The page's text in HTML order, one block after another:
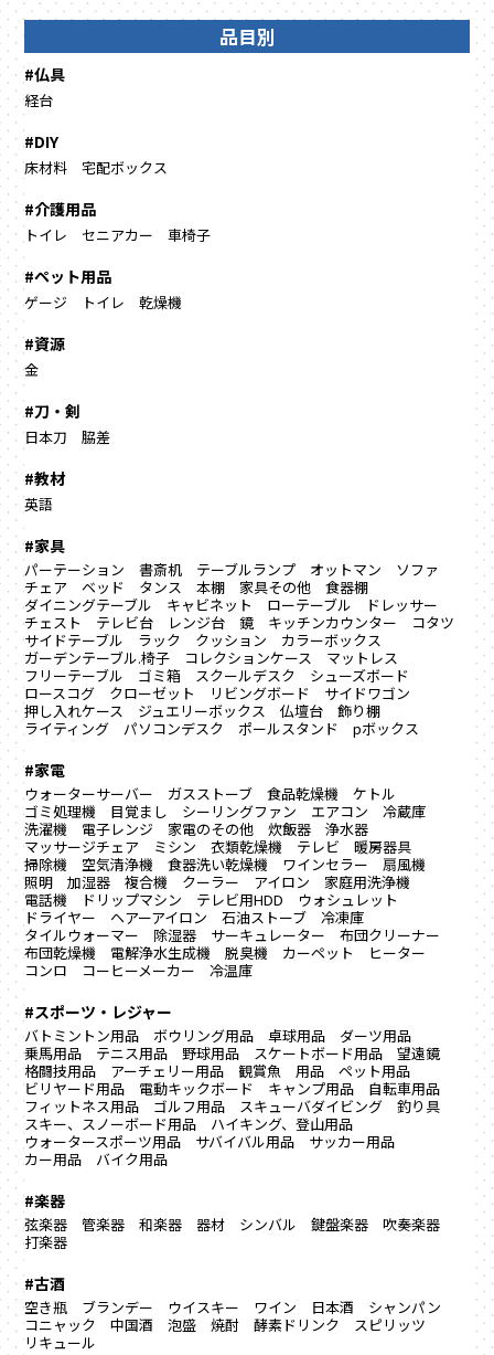
品目別
#仏具
経台
#DIY
床材料 宅配ボックス
#介護用品
トイレ セニアカー 車椅子
#ペット用品
ゲージ トイレ 乾燥機
#資源
金
#刀・剣
日本刀 脇差
#教材
英語
#家具
パーテーション 書斎机 テーブルランプ オットマン
ソファ
チェア
ベッド タンス 本棚 家具その他
食器棚
ダイニングテーブル
キャビネット ローテーブル
ドレッサー
チェスト
テレビ台 レンジ台 鏡 キッチンカウンター
コタツ
サイドテーブル
ラック クッション
カラーボックス
ガーデンテーブル.椅子
コレクションケース
マットレス
フリーテーブル
ゴミ箱 スクールデスク
シューズボード
ロースコグ
クローゼット リビングボード
サイドワゴン
押し入れケース
ジュエリーボックス 仏壇台
飾り棚
ライティング
パソコンデスク ポールスタンド pボックス
#家電
ウォーターサーバー ガスストーブ 食品乾燥機
ケトル
ゴミ処理機
目覚まし シーリングファン エアコン
冷蔵庫
洗濯機
電子レンジ 家電のその他 炊飯器
浄水器
マッサージチェア
ミシン 衣類乾燥機 テレビ
暖房器具
掃除機
空気清浄機 食器洗い乾燥機 ワインセラー
扇風機
照明
加湿器 複合機 クーラー アイロン
家庭用洗浄機
電話機
ドリップマシン テレビ用HDD
ウォシュレット
ドライヤー
ヘアーアイロン 石油ストーブ
冷凍庫
タイルウォーマー
除湿器 サーキュレーター
布団クリーナー
布団乾燥機
電解浄水生成機 脱臭機 カーペット
ヒーター
コンロ
コーヒーメーカー 冷温庫
#スポーツ・レジャー
バトミントン用品 ボウリング用品 卓球用品
ダーツ用品
乗馬用品
テニス用品 野球用品 スケートボード用品
望遠鏡
格闘技用品
アーチェリー用品 観賞魚 用品
ペット用品
ビリヤード用品
電動キックボード キャンプ用品
自転車用品
フィットネス用品
ゴルフ用品 スキューバダイビング
釣り具
スキー、スノーボード用品
ハイキング、登山用品
ウォータースポーツ用品
サバイバル用品
サッカー用品
カー用品
バイク用品
#楽器
弦楽器 管楽器 和楽器 器材 シンバル 鍵盤楽器
吹奏楽器
打楽器
#古酒
空き瓶 ブランデー ウイスキー ワイン 日本酒
シャンパン
コニャック
中国酒 泡盛 焼酎 酵素ドリンク
スピリッツ
リキュール